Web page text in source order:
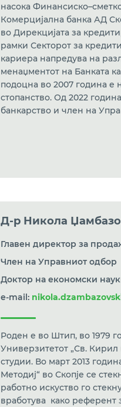
насока
Комерцијална банка АД
во Дирекцијата за
рамки Секторот за
кариера напредува на
менаџментот на Банката
подоцна во 2007 година е
стопанство. Од 2022
банкарство и член на
Д-р Никола
Главен директор за
Член на Управниот одбор
Доктор на економски
e-mail:
Роден е во Штип, во 1979
Универзитетот „Св. Кирил
студии. Во март 2013
Методиј“ во Скопје се
работно искуство го
вработува како референт